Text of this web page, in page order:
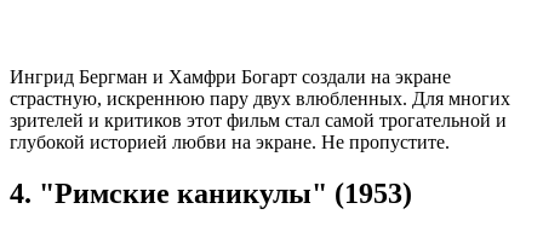
Ингрид Бергман и Хамфри Богарт создали на экране
страстную, искреннюю пару двух влюбленных. Для многих
зрителей и критиков этот фильм стал самой трогательной и
глубокой историей любви на экране. Не пропустите.
4. "Римские каникулы" (1953)